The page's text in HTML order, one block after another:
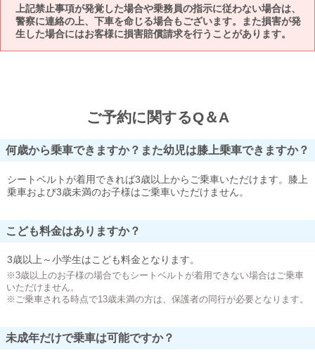
上記禁止事項が発覚した場合や乗務員の指示に従わない場合は、
警察に連絡の上、下車を命じる場合もございます。また損害が発
生した場合にはお客様に損害賠償請求を行うことがあります。
ご予約に関するQ＆A
何歳から乗車できますか？また幼児は膝上乗車できますか？
シートベルトが着用できれば3歳以上からご乗車いただけます。膝上
乗車および3歳未満のお子様はご乗車いただけません。
こども料金はありますか？
3歳以上～小学生はこども料金となります。
※3歳以上のお子様の場合でもシートベルトが着用できない場合はご乗車
いただけません。
※ご乗車される時点で13歳未満の方は、保護者の同行が必要となります。
未成年だけで乗車は可能ですか？